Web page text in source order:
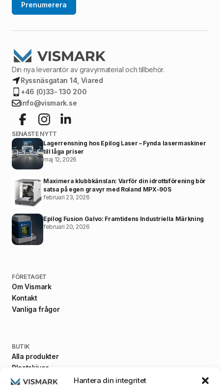
Hantera din integritet
Prenumerera
Din nya leverantör av gravyrmaterial och tillbehör.
Ryssnäsgatan 14, Viared
+46 (0)33- 130 200
info@vismark.se
SENASTE NYTT
Lagerrensning hos Epilog Laser – Fynda lasermaskiner
till låga priser
maj 12, 2026
Maximera klubbkänslan: Varför din idrottsförening bör
satsa på egen gravyr med Roland MPX-90S
februari 23, 2026
Epilog Fusion Galvo: Framtidens Industriella Märkning
februari 20, 2026
FÖRETAGET
Om Vismark
Kontakt
Vanliga frågor
BUTIK
Alla produkter
Plastskivor
Fästanordningar